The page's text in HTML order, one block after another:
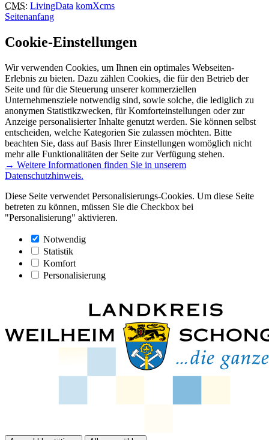
CMS: LivingData komXcms
Seitenanfang
Cookie-Einstellungen
Wir verwenden Cookies, um Ihnen ein optimales Webseiten-
Erlebnis zu bieten. Dazu zählen Cookies, die für den Betrieb der
Seite und für die Steuerung unserer kommerziellen
Unternehmensziele notwendig sind, sowie solche, die lediglich zu
anonymen Statistikzwecken, für Komforteinstellungen oder zur
Anzeige personalisierter Inhalte genutzt werden. Sie können selbst
entscheiden, welche Kategorien Sie zulassen möchten. Bitte
beachten Sie, dass auf Basis Ihrer Einstellungen womöglich nicht
mehr alle Funktionalitäten der Seite zur Verfügung stehen.
→ Weitere Informationen finden Sie in unserem
Datenschutzhinweis.
Diese Seite verwendet Personalisierungs-Cookies. Um diese Seite
betreten zu können, müssen Sie die Checkbox bei
"Personalisierung" aktivieren.
Notwendig
Statistik
Komfort
Personalisierung